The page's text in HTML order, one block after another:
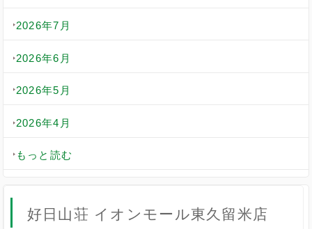
2026年7月
2026年6月
2026年5月
2026年4月
もっと読む
好日山荘 イオンモール東久留米店